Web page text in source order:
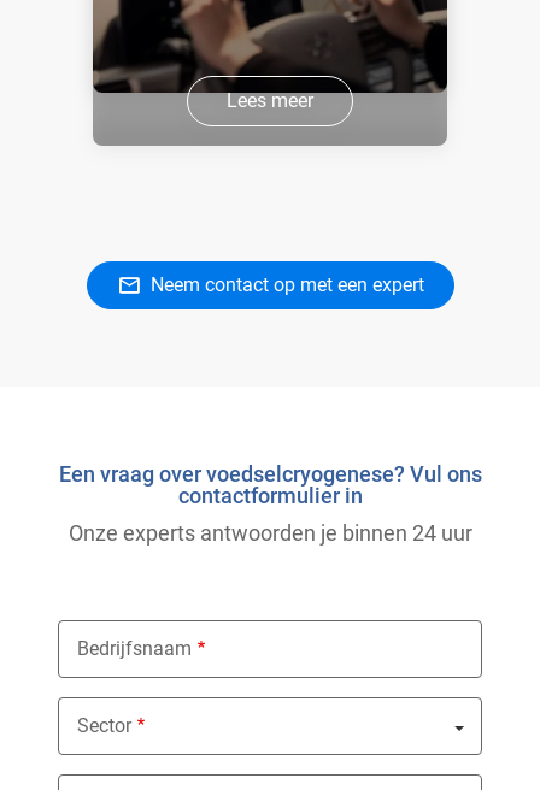
Lees meer
Neem contact op met een expert
Een vraag over voedselcryogenese? Vul ons
contactformulier in
Onze experts antwoorden je binnen 24 uur
Bedrijfsnaam
Sector
Nothing selected